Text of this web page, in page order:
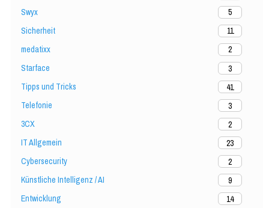
Swyx
5
Sicherheit
11
medatixx
2
Starface
3
Tipps und Tricks
41
Telefonie
3
3CX
2
IT Allgemein
23
Cybersecurity
2
Künstliche Intelligenz / AI
9
Entwicklung
14